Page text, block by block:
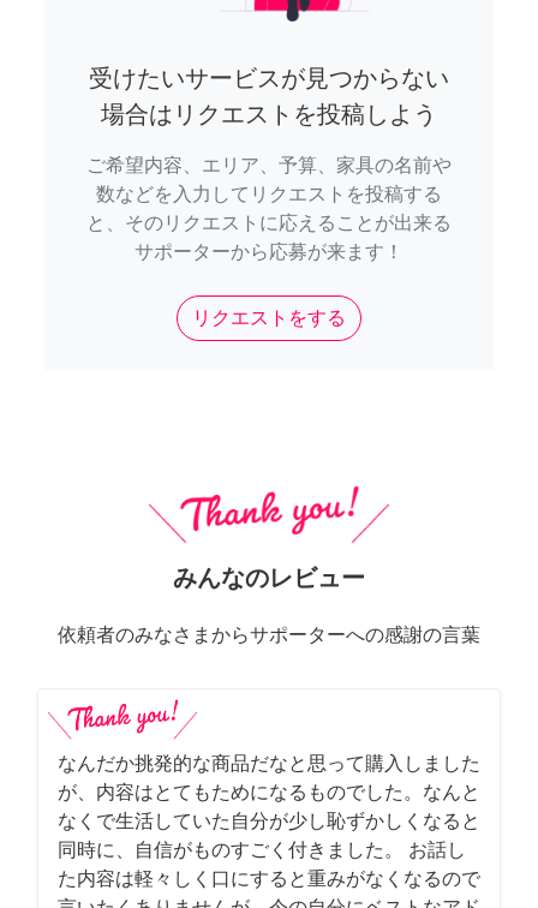
受けたいサービスが見つからない
場合はリクエストを投稿しよう
ご希望内容、エリア、予算、家具の名前や
数などを入力してリクエストを投稿する
と、そのリクエストに応えることが出来る
サポーターから応募が来ます！
リクエストをする
みんなのレビュー
依頼者のみなさまからサポーターへの感謝の言葉
なんだか挑発的な商品だなと思って購入しました
が、内容はとてもためになるものでした。なんと
なくで生活していた自分が少し恥ずかしくなると
同時に、自信がものすごく付きました。 お話し
た内容は軽々しく口にすると重みがなくなるので